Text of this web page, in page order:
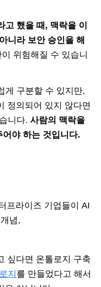
고 했을 때, 맥락을 이
니라 보안 승인을 해
위험해질 수 있습니
게 구분할 수 있지만,
정의되어 있지 않다면
니다. 사람의 맥락을
야 하는 것입니다.
프라이즈 기업들이 AI
념,
싶다면 온톨로지 구축
지 를 만들었다고 해서